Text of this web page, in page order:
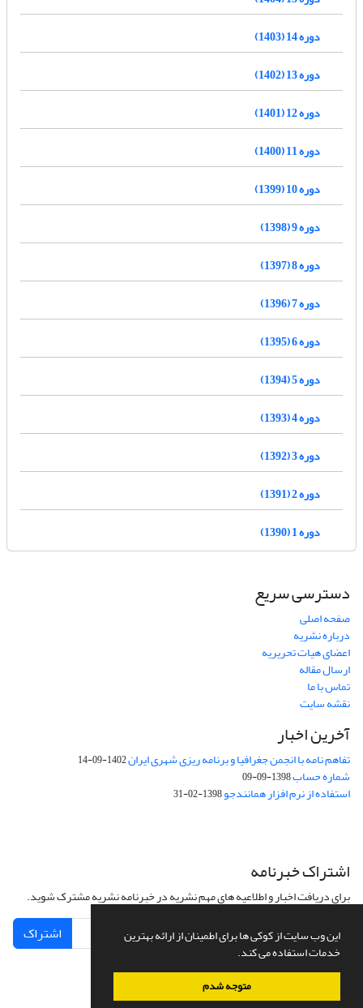
این وب سایت از کوکی ها برای اطمینان از ارائه بهترین
خدمات استفاده می کند.
متوجه شدم
دوره 14 (1403)
دوره 13 (1402)
دوره 12 (1401)
دوره 11 (1400)
دوره 10 (1399)
دوره 9 (1398)
دوره 8 (1397)
دوره 7 (1396)
دوره 6 (1395)
دوره 5 (1394)
دوره 4 (1393)
دوره 3 (1392)
دوره 2 (1391)
دوره 1 (1390)
دسترسی سریع
صفحه اصلی
درباره نشریه
اعضای هیات تحریریه
ارسال مقاله
تماس با ما
نقشه سایت
آخرین اخبار
تفاهم نامه با انجمن جغرافیا و برنامه ریزی شهری ایران1402-09-14
شماره حساب1398-09-09
استفاده از نرم افزار همانندجو1398-02-31
اشتراک خبرنامه
برای دریافت اخبار و اطلاعیه های مهم نشریه در خبرنامه نشریه مشترک شوید.
اشتراک
سامانه مدیریت نشریات علمی.طراحی و پیاده سازی ازسیناوب